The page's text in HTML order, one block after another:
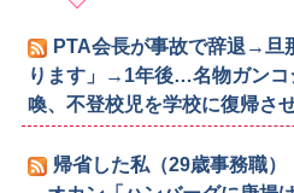
PTA会長が事故で辞退→旦
ります」→1年後…名物ガンコ
喚、不登校児を学校に復帰さ
帰省した私（29歳事務職）